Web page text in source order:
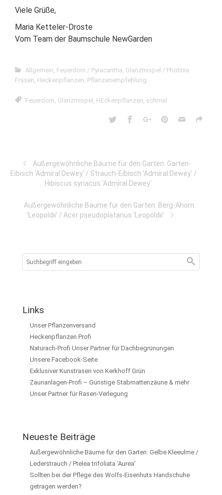
Viele Grüße,
Maria Ketteler-Droste
Vom Team der Baumschule NewGarden
Allgemein, Feuerdorn / Pyracantha, Glanzmispel / Photinia
Fraseri, Heckenpflanzen, Pflanzenempfehlung
Feuerdorn, Glanzmispel , HEckenpflanzen, schmal
Außergewöhnliche Bäume für den Garten: Garten-
Eibisch ‘Admiral Dewey’ / Strauch-Eibisch ‘Admiral Dewey’ /
Hibiscus syriacus ‘Admiral Dewey’
Außergewöhnliche Bäume für den Garten: Berg-Ahorn
‘Leopoldii’ / Acer pseudoplatanus ‘Leopoldii’
Links
Unser Pflanzenversand
Heckenpflanzen Profi
Naturach-Profi Unser Partner für Dachbegrünungen
Unsere Facebook-Seite
Exklusiver Kunstrasen von Kerkhoff Grün
Zaunanlagen-Profi – Günstige Stabmattenzäune & mehr
Unser Partner für Rasen-Verlegung
Neueste Beiträge
Außergewöhnliche Bäume für den Garten: Gelbe Kleeulme /
Lederstrauch / Ptelea trifoliata ‘Aurea’
Sollten bei der Pflege des Wolfs-Eisenhuts Handschuhe
getragen werden?